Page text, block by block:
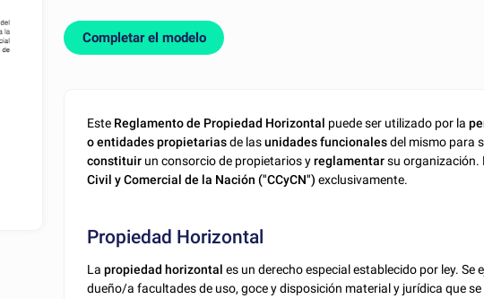
Completar el modelo
Este Reglamento de Propiedad Horizontal puede ser utilizado por la
o entidades propietariasde lasunidades funcionalesdel mismo para
constituir un consorcio de propietarios yreglamentarsu organización.
Civil y Comercial de la Nación ("CCyCN") exclusivamente.
Propiedad Horizontal
Lapropiedad horizontal es un derecho especial establecido por ley. Se
dueño/a facultades de uso, goce y disposición material y jurídica que